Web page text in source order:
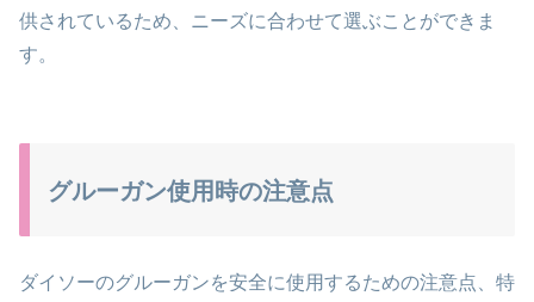
供されているため、ニーズに合わせて選ぶことができま
す。
グルーガン使用時の注意点
ダイソーのグルーガンを安全に使用するための注意点、特